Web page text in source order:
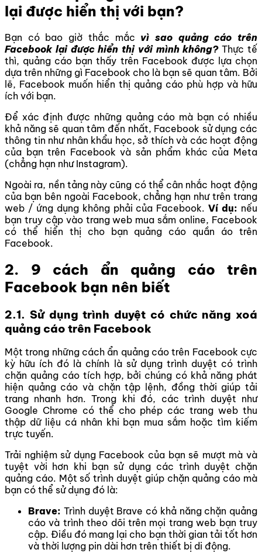
lại được hiển thị với bạn?
Bạn có bao giờ thắc mắc vì sao quảng cáo trên
Facebook lại được hiển thị với mình không?Thực tế
thì, quảng cáo bạn thấy trên Facebook được lựa chọn
dựa trên những gì Facebook cho là bạn sẽ quan tâm. Bởi
lẽ, Facebook muốn hiển thị quảng cáo phù hợp và hữu
ích với bạn.
Để xác định được những quảng cáo mà bạn có nhiều
khả năng sẽ quan tâm đến nhất, Facebook sử dụng các
thông tin như nhân khẩu học, sở thích và các hoạt động
của bạn trên Facebook và sản phẩm khác của Meta
(chẳng hạn như Instagram).
Ngoài ra, nền tảng này cũng có thể cân nhắc hoạt động
của bạn bên ngoài Facebook, chẳng hạn như trên trang
web / ứng dụng không phải của Facebook.Ví dụ: nếu
bạn truy cập vào trang web mua sắm online, Facebook
có thể hiển thị cho bạn quảng cáo quần áo trên
Facebook.
2. 9 cách ẩn quảng cáo trên
Facebook bạn nên biết
2.1. Sử dụng trình duyệt có chức năng xoá
quảng cáo trên Facebook
Một trong những cách ẩn quảng cáo trên Facebook cực
kỳ hữu ích đó là chính là sử dụng trình duyệt có trình
chặn quảng cáo tích hợp, bởi chúng có khả năng phát
hiện quảng cáo và chặn tập lệnh, đồng thời giúp tải
trang nhanh hơn. Trong khi đó, các trình duyệt như
Google Chrome có thể cho phép các trang web thu
thập dữ liệu cá nhân khi bạn mua sắm hoặc tìm kiếm
trực tuyến.
Trải nghiệm sử dụng Facebook của bạn sẽ mượt mà và
tuyệt vời hơn khi bạn sử dụng các trình duyệt chặn
quảng cáo. Một số trình duyệt giúp chặn quảng cáo mà
bạn có thể sử dụng đó là:
Brave: Trình duyệt Brave có khả năng chặn quảng
cáo và trình theo dõi trên mọi trang web bạn truy
cập. Điều đó mang lại cho bạn thời gian tải tốt hơn
và thời lượng pin dài hơn trên thiết bị di động.